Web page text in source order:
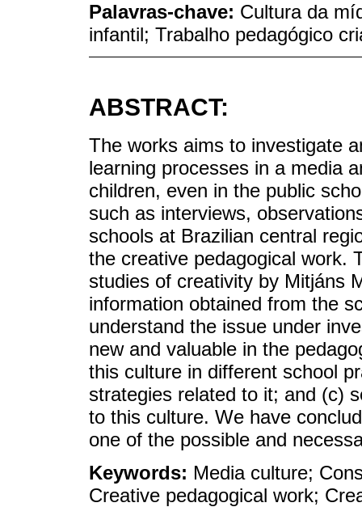
Palavras-chave: Cultura da
infantil; Trabalho pedagógico
ABSTRACT:
The works aims to investigate
learning processes in a media
children, even in the public
such as interviews,
schools at Brazilian central
the creative pedagogical work.
studies of creativity by Mitjáns
information obtained from the
understand the issue under
new and valuable in the
this culture in different school
strategies related to it; and (c)
to this culture. We have
one of the possible and
Keywords: Media culture;
Creative pedagogical work;